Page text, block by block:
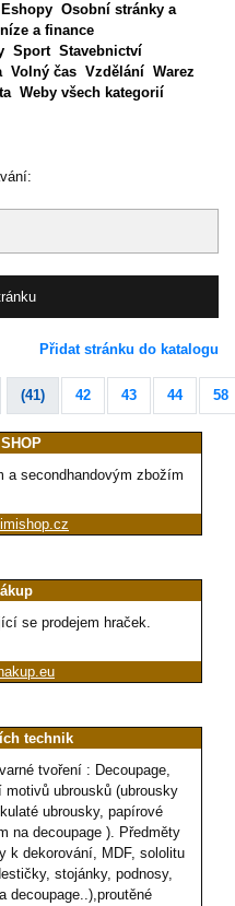
Osobní stránky a
a finance
Sport Stavebnictví
Volný čas Vzdělání Warez
Weby všech kategorií
Přidat stránku do katalogu
(41) 42 43 44 58
a secondhandovým zbožím
se prodejem hraček.
technik
tvoření : Decoupage,
ubrousků (ubrousky
ubrousky, papírové
na decoupage ). Předměty
k dekorování, MDF, sololitu
stojánky, podnosy,
decoupage..),proutěné